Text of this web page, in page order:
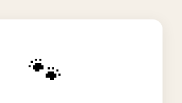
🐾